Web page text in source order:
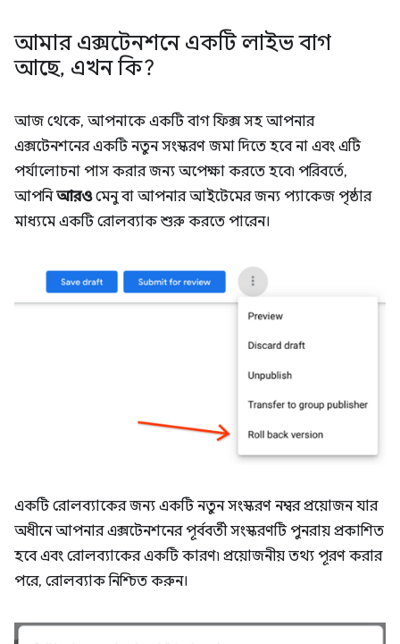
আমার এক্সটেনশনে একটি লাইভ বাগ
আছে, এখন কি?
আজ থেকে, আপনাকে একটি বাগ ফিক্স সহ আপনার
এক্সটেনশনের একটি নতুন সংস্করণ জমা দিতে হবে না এবং এটি
পর্যালোচনা পাস করার জন্য অপেক্ষা করতে হবে৷ পরিবর্তে,
আপনিআরওমেনু বা আপনার আইটেমের জন্য প্যাকেজ পৃষ্ঠার
মাধ্যমে একটি রোলব্যাক শুরু করতে পারেন।
একটি রোলব্যাকের জন্য একটি নতুন সংস্করণ নম্বর প্রয়োজন যার
অধীনে আপনার এক্সটেনশনের পূর্ববর্তী সংস্করণটি পুনরায় প্রকাশিত
হবে এবং রোলব্যাকের একটি কারণ৷ প্রয়োজনীয় তথ্য পূরণ করার
পরে, রোলব্যাক নিশ্চিত করুন।